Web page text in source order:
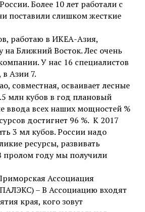
Более 10 лет работали с
поставили слишком жесткие
работаю в ИКЕА-Азия,
Ближний Восток. Лес очень
У нас 16 специалистов
Азии 7.
совместная, осваивает лесные
млн кубов в год плановый
ввода всех наших мощностей %
достигнет 96 %. К 2017
3 мл кубов. России надо
ресурсы, развивать
пролом году мы получили
Ассоциация
– В Ассоциацию входят
края, кого зовут